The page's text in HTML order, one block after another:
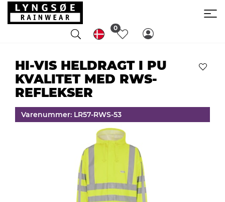
0
HI-VIS HELDRAGT I PU
KVALITET MED RWS-
REFLEKSER
Varenummer: LR57-RWS-53